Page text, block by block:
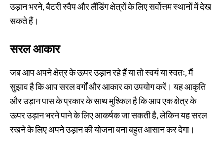
उड़ान भरने, बैटरी स्वैप और लैंडिंग क्षेत्रों के लिए सर्वोत्तम स्थानों में देख
सकते हैं।
सरल आकार
जब आप अपने क्षेत्र के ऊपर उड़ान रहे हैं या तो स्वयं या स्वतः, मैं
सुझाव है कि आप सरल वर्गों और आकार का उपयोग करें। यह आकृति
और उड़ान पास के प्रकार के साथ मुश्किल है कि आप एक क्षेत्र के
ऊपर उड़ान भरने पाने के लिए आकर्षक जा सकती है, लेकिन यह सरल
रखने के लिए अपने उड़ान की योजना बना बहुत आसान कर देगा।